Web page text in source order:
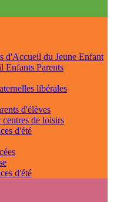
d'Accueil du Jeune Enfant
Enfants Parents
libérales
d'élèves
centres de loisirs
d'été
d'été